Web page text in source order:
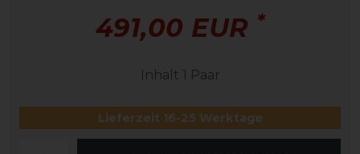
491,00 EUR *
Inhalt 1 Paar
Lieferzeit 16-25 Werktage